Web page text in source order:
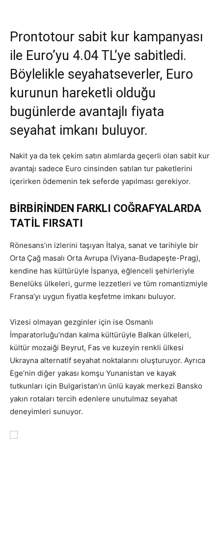
Prontotour sabit kur kampanyası
ile Euro’yu 4.04 TL’ye sabitledi.
Böylelikle seyahatseverler, Euro
kurunun hareketli olduğu
bugünlerde avantajlı fiyata
seyahat imkanı buluyor.
Nakit ya da tek çekim satın alımlarda geçerli olan sabit kur
avantajı sadece Euro cinsinden satılan tur paketlerini
içerirken ödemenin tek seferde yapılması gerekiyor.
BİRBİRİNDEN FARKLI COĞRAFYALARDA
TATİL FIRSATI
Rönesans’ın izlerini taşıyan İtalya, sanat ve tarihiyle bir
Orta Çağ masalı Orta Avrupa (Viyana-Budapeşte-Prag),
kendine has kültürüyle İspanya, eğlenceli şehirleriyle
Benelüks ülkeleri, gurme lezzetleri ve tüm romantizmiyle
Fransa’yı uygun fiyatla keşfetme imkanı buluyor.
Vizesi olmayan gezginler için ise Osmanlı
İmparatorluğu’ndan kalma kültürüyle Balkan ülkeleri,
kültür mozaiği Beyrut, Fas ve kuzeyin renkli ülkesi
Ukrayna alternatif seyahat noktalarını oluşturuyor. Ayrıca
Ege’nin diğer yakası komşu Yunanistan ve kayak
tutkunları için Bulgaristan’ın ünlü kayak merkezi Bansko
yakın rotaları tercih edenlere unutulmaz seyahat
deneyimleri sunuyor.